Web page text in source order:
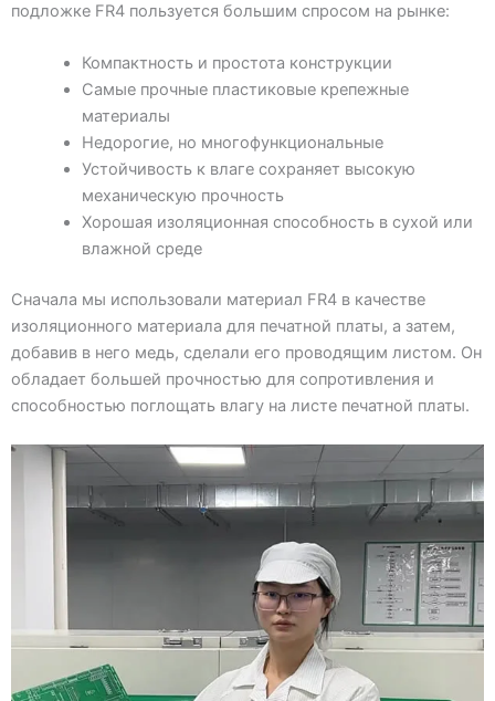
подложке FR4 пользуется большим спросом на рынке:
Компактность и простота конструкции
Самые прочные пластиковые крепежные
материалы
Недорогие, но многофункциональные
Устойчивость к влаге сохраняет высокую
механическую прочность
Хорошая изоляционная способность в сухой или
влажной среде
Сначала мы использовали материал FR4 в качестве
изоляционного материала для печатной платы, а затем,
добавив в него медь, сделали его проводящим листом. Он
обладает большей прочностью для сопротивления и
способностью поглощать влагу на листе печатной платы.